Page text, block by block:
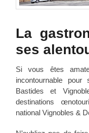
La
ses
Si vous êtes
incontournable
Bastides et
destinations
national Vignobles &